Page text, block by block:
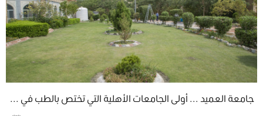
جامعة العميد ... أولى الجامعات الأهلية التي تختص بالطب في ...